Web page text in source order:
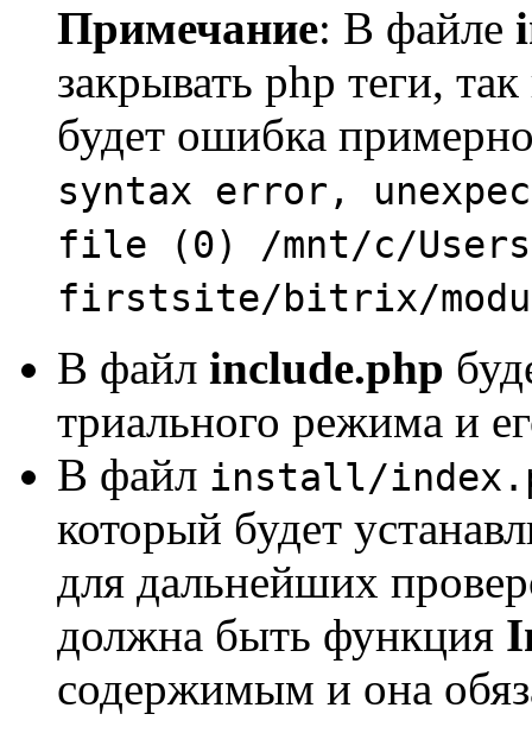
Примечание: В файле
закрывать php теги,
будет ошибка
syntax error,
file (0) /mnt/c/
firstsite/bitrix/
В файл include.php
триального режима и
В файл install/
который будет
для дальнейших
должна быть функция
содержимым и она